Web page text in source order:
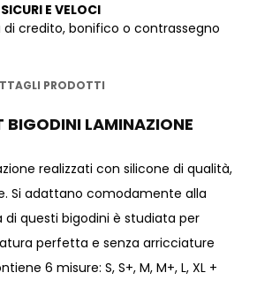
E VELOCI
di credito, bonifico o contrassegno
PRODOTTI
BIGODINI LAMINAZIONE
realizzati con silicone di qualità,
Si adattano comodamente alla
di questi bigodini è studiata per
perfetta e senza arricciature
6 misure: S, S+, M, M+, L, XL +